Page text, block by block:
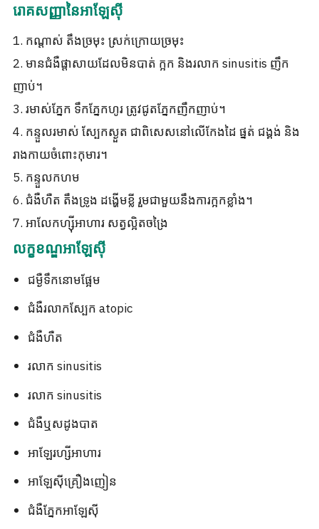
រោគសញ្ញានៃអាឡែស៊ី
1. កណ្តាស់ តឹងច្រមុះ ស្រក់ក្រោយច្រមុះ
2. មានជំងឺផ្តាសាយដែលមិនបាត់ ក្អក និងរលាក sinusitis ញឹក
ញាប់។
3. រមាស់ភ្នែក ទឹកភ្នែកហូរ ត្រូវជូតភ្នែកញឹកញាប់។
4. កន្ទួលរមាស់ ស្បែកស្ងួត ជាពិសេសនៅលើកែងដៃ ផ្នត់ ជង្គង់ និង
រាងកាយចំពោះកុមារ។
5. កន្ទួលកហម
6. ជំងឺហឺត តឹងទ្រូង ដង្ហើមខ្លី រួមជាមួយនឹងការក្អកខ្លាំង។
7. អាលែកហ្ស៊ីអាហារ សត្វល្អិតចង្រៃ
លក្ខខណ្ឌអាឡែស៊ី
ជម្ងឺទឹកនោមផ្អែម
ជំងឺរលាកស្បែក atopic
ជំងឺហឺត
រលាក sinusitis
រលាក sinusitis
ជំងឺឬសដូងបាត
អាឡែរហ្សីអាហារ
អាឡែស៊ីគ្រឿងញៀន
ជំងឺភ្នែកអាឡែស៊ី